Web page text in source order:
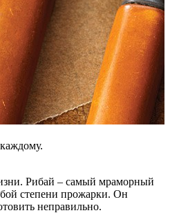
Рибай – самый мраморный
степени прожарки. Он
неправильно.